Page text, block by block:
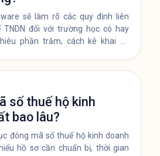
sẽ làm rõ các quy định liên
TNDN đối với trường học có hay
phần trăm, cách kê khai và